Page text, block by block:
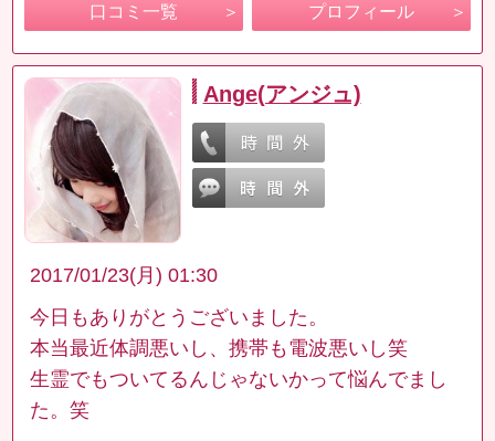
口コミ一覧 プロフィール
Ange(アンジュ)
2017/01/23(月) 01:30
今日もありがとうございました。
本当最近体調悪いし、携帯も電波悪いし笑
生霊でもついてるんじゃないかって悩んでまし
た。笑